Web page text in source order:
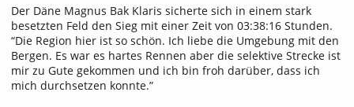
Der Däne Magnus Bak Klaris sicherte sich in einem stark
besetzten Feld den Sieg mit einer Zeit von 03:38:16 Stunden.
“Die Region hier ist so schön. Ich liebe die Umgebung mit den
Bergen. Es war es hartes Rennen aber die selektive Strecke ist
mir zu Gute gekommen und ich bin froh darüber, dass ich
mich durchsetzen konnte.”